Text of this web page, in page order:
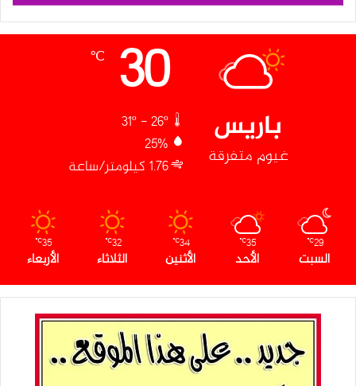
باريس
غيوم متفرقة
30
℃
31º - 26º
25%
1.76 كيلومتر/ساعة
29
℃
السبت
35
℃
الأحد
34
℃
الأثنين
32
℃
الثلاثاء
35
℃
الأربعاء